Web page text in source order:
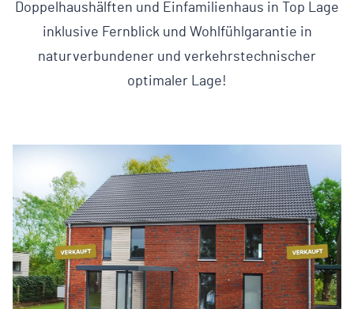
Doppelhaushälften und Einfamilienhaus in Top Lage
inklusive Fernblick und Wohlfühlgarantie in
naturverbundener und verkehrstechnischer
optimaler Lage!